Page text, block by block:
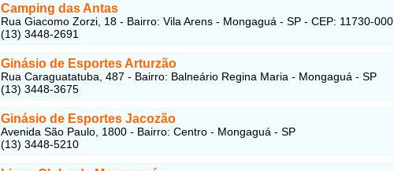
Camping das Antas
Rua Giacomo Zorzi, 18 - Bairro: Vila Arens - Mongaguá - SP - CEP: 11730-000
(13) 3448-2691
Ginásio de Esportes Arturzão
Rua Caraguatatuba, 487 - Bairro: Balneário Regina Maria - Mongaguá - SP
(13) 3448-3675
Ginásio de Esportes Jacozão
Avenida São Paulo, 1800 - Bairro: Centro - Mongaguá - SP
(13) 3448-5210